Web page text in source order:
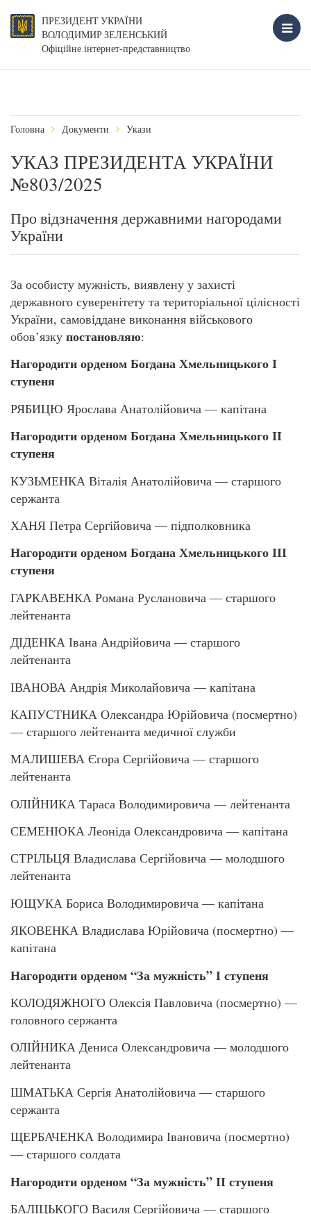
ПРЕЗИДЕНТ УКРАЇНИ
ВОЛОДИМИР ЗЕЛЕНСЬКИЙ
Офіційне інтернет-представництво
Головна Документи Укази
УКАЗ ПРЕЗИДЕНТА УКРАЇНИ
№803/2025
Про відзначення державними нагородами
України
За особисту мужність, виявлену у захисті
державного суверенітету та територіальної цілісності
України, самовіддане виконання військового
обов’язку постановляю:
Нагородити орденом Богдана Хмельницького І
ступеня
РЯБИЦЮ Ярослава Анатолійовича — капітана
Нагородити орденом Богдана Хмельницького ІІ
ступеня
КУЗЬМЕНКА Віталія Анатолійовича — старшого
сержанта
ХАНЯ Петра Сергійовича — підполковника
Нагородити орденом Богдана Хмельницького ІІІ
ступеня
ГАРКАВЕНКА Романа Руслановича — старшого
лейтенанта
ДІДЕНКА Івана Андрійовича — старшого
лейтенанта
ІВАНОВА Андрія Миколайовича — капітана
КАПУСТНИКА Олександра Юрійовича (посмертно)
— старшого лейтенанта медичної служби
МАЛИШЕВА Єгора Сергійовича — старшого
лейтенанта
ОЛІЙНИКА Тараса Володимировича — лейтенанта
СЕМЕНЮКА Леоніда Олександровича — капітана
СТРІЛЬЦЯ Владислава Сергійовича — молодшого
лейтенанта
ЮЩУКА Бориса Володимировича — капітана
ЯКОВЕНКА Владислава Юрійовича (посмертно) —
капітана
Нагородити орденом “За мужність” І ступеня
КОЛОДЯЖНОГО Олексія Павловича (посмертно) —
головного сержанта
ОЛІЙНИКА Дениса Олександровича — молодшого
лейтенанта
ШМАТЬКА Сергія Анатолійовича — старшого
сержанта
ЩЕРБАЧЕНКА Володимира Івановича (посмертно)
— старшого солдата
Нагородити орденом “За мужність” ІІ ступеня
БАЛІЦЬКОГО Василя Сергійовича — старшого